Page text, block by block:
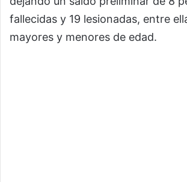
fallecidas y 19 lesionadas, entre
mayores y menores de edad.